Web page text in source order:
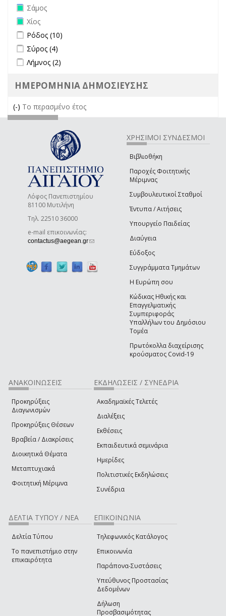
Remove Σάμος filter
Σάμος
Remove Χίος filter
Χίος
Apply Ρόδος filter
Ρόδος (10)
Apply Σύρος filter
Σύρος (4)
Apply Λήμνος filter
Λήμνος (2)
ΗΜΕΡΟΜΗΝΙΑ ΔΗΜΟΣΙΕΥΣΗΣ
(-) Remove Το περασμένο έτος filter
Το περασμένο έτος
Λόφος Πανεπιστημίου
81100 Μυτιλήνη
Τηλ. 22510 36000
e-mail επικοινωνίας:
contactus@aegean.gr(link sends e-mail)
ΧΡΗΣΙΜΟΙ ΣΥΝΔΕΣΜΟΙ
Βιβλιοθήκη
Παροχές Φοιτητικής
Μέριμνας
Συμβουλευτικοί Σταθμοί
Έντυπα / Αιτήσεις
Υπουργείο Παιδείας
Διαύγεια
Εύδοξος
Συγγράμματα Τμημάτων
Η Ευρώπη σου
Κώδικας Ηθικής και
Επαγγελματικής
Συμπεριφοράς
Υπαλλήλων του Δημόσιου
Τομέα
Πρωτόκολλα διαχείρισης
κρούσματος Covid-19
ΑΝΑΚΟΙΝΩΣΕΙΣ
Προκηρύξεις
Διαγωνισμών
Προκηρύξεις Θέσεων
Βραβεία / Διακρίσεις
Διοικητικά Θέματα
Μεταπτυχιακά
Φοιτητική Μέριμνα
ΕΚΔΗΛΩΣΕΙΣ / ΣΥΝΕΔΡΙΑ
Ακαδημαϊκές Τελετές
Διαλέξεις
Εκθέσεις
Εκπαιδευτικά σεμινάρια
Ημερίδες
Πολιτιστικές Εκδηλώσεις
Συνέδρια
ΔΕΛΤΙΑ ΤΥΠΟΥ / ΝΕΑ
Δελτία Τύπου
Το πανεπιστήμιο στην
επικαιρότητα
ΕΠΙΚΟΙΝΩΝΙΑ
Τηλεφωνικός Κατάλογος
Επικοινωνία
Παράπονα-Συστάσεις
Υπεύθυνος Προστασίας
Δεδομένων
Δήλωση
Προσβασιμότητας